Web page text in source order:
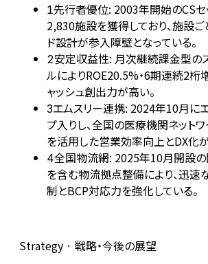
1先行者優位: 2003年開始のCSセ
2,830施設を獲得しており、施設
ド設計が参入障壁となっている。
2安定収益性: 月次継続課金型の
ルによりROE20.5%・6期連続2桁
ャッシュ創出力が高い。
3エムスリー連携: 2024年10月に
プ入りし、全国の医療機関ネット
を活用した営業効率向上とDX化
4全国物流網: 2025年10月開設
を含む物流拠点整備により、迅速
制とBCP対応力を強化している。
Strategy · 戦略・今後の展望